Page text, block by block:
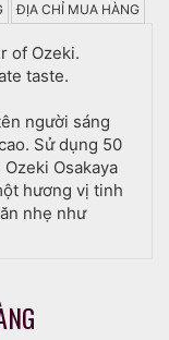
ĐỊA CHỈ MUA HÀNG
of Ozeki.
taste.
người sáng
Sử dụng 50
Osakaya
hương vị tinh
nhẹ như